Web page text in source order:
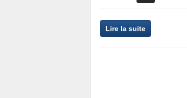
Lire la suite